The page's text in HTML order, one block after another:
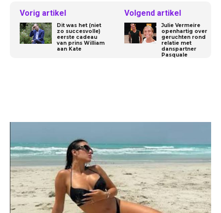
Vorig artikel
Dit was het (niet
zo succesvolle)
eerste cadeau
van prins William
aan Kate
Volgend artikel
Julie Vermeire
openhartig over
geruchten rond
relatie met
danspartner
Pasquale